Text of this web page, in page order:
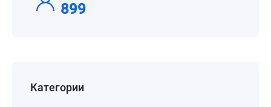
899
Категории